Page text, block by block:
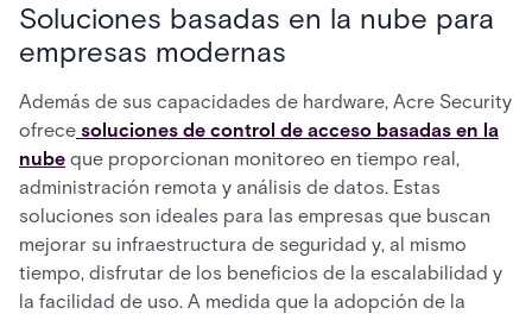
Soluciones basadas en la nube para
empresas modernas
Además de sus capacidades de hardware, Acre Security
ofrece soluciones de control de acceso basadas en la
nube que proporcionan monitoreo en tiempo real,
administración remota y análisis de datos. Estas
soluciones son ideales para las empresas que buscan
mejorar su infraestructura de seguridad y, al mismo
tiempo, disfrutar de los beneficios de la escalabilidad y
la facilidad de uso. A medida que la adopción de la